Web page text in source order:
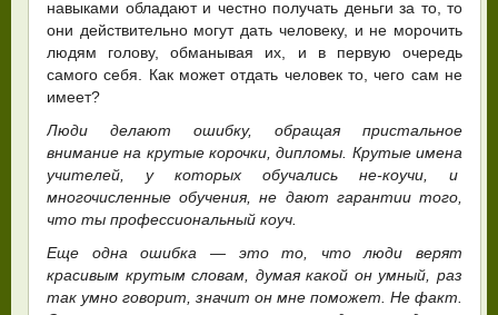
навыками обладают и честно получать деньги за то, то
они действительно могут дать человеку, и не морочить
людям голову, обманывая их, и в первую очередь
самого себя. Как может отдать человек то, чего сам не
имеет?
Люди делают ошибку, обращая пристальное
внимание на крутые корочки, дипломы. Крутые имена
учителей, у которых обучались не-коучи, и
многочисленные обучения, не дают гарантии того,
что ты профессиональный коуч.
Еще одна ошибка — это то, что люди верят
красивым крутым словам, думая какой он умный, раз
так умно говорит, значит он мне поможет. Не факт.